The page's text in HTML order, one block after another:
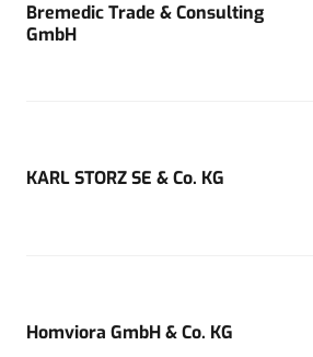
Bremedic Trade & Consulting
GmbH
KARL STORZ SE & Co. KG
Homviora GmbH & Co. KG